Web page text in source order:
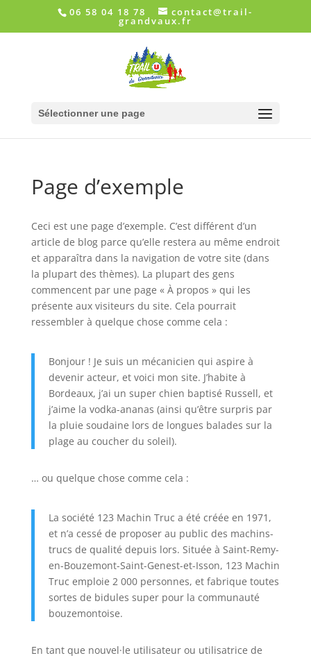
06 58 04 18 78 contact@trail-
grandvaux.fr
Sélectionner une page
Page d’exemple
Ceci est une page d’exemple. C’est différent d’un
article de blog parce qu’elle restera au même endroit
et apparaîtra dans la navigation de votre site (dans
la plupart des thèmes). La plupart des gens
commencent par une page « À propos » qui les
présente aux visiteurs du site. Cela pourrait
ressembler à quelque chose comme cela :
Bonjour ! Je suis un mécanicien qui aspire à
devenir acteur, et voici mon site. J’habite à
Bordeaux, j’ai un super chien baptisé Russell, et
j’aime la vodka-ananas (ainsi qu’être surpris par
la pluie soudaine lors de longues balades sur la
plage au coucher du soleil).
… ou quelque chose comme cela :
La société 123 Machin Truc a été créée en 1971,
et n’a cessé de proposer au public des machins-
trucs de qualité depuis lors. Située à Saint-Remy-
en-Bouzemont-Saint-Genest-et-Isson, 123 Machin
Truc emploie 2 000 personnes, et fabrique toutes
sortes de bidules super pour la communauté
bouzemontoise.
En tant que nouvel·le utilisateur ou utilisatrice de